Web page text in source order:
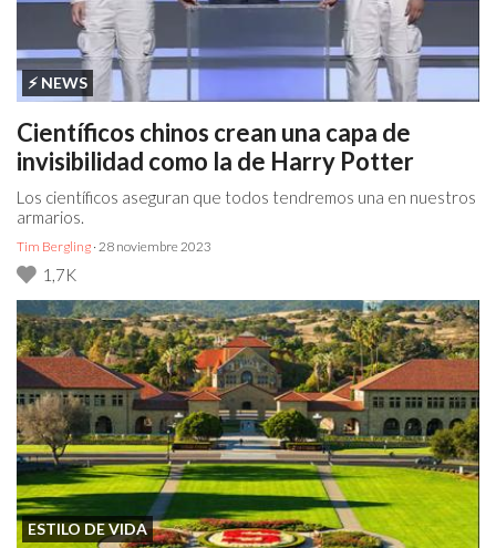
⚡️ NEWS
Científicos chinos crean una capa de
invisibilidad como la de Harry Potter
Los científicos aseguran que todos tendremos una en nuestros
armarios.
Tim Bergling · 28 noviembre 2023
1,7K
ESTILO DE VIDA